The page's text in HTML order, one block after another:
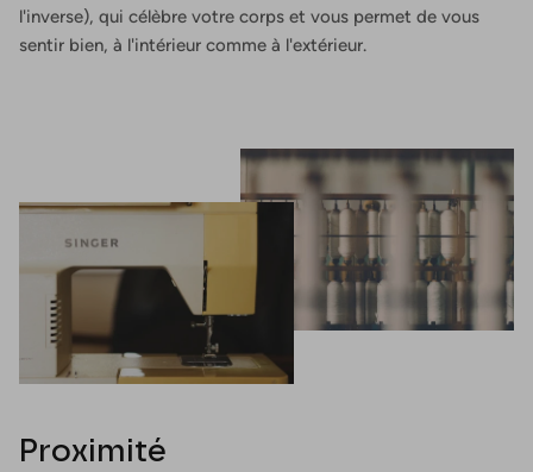
l'inverse), qui célèbre votre corps et vous permet de vous
sentir bien, à l'intérieur comme à l'extérieur.
Proximité